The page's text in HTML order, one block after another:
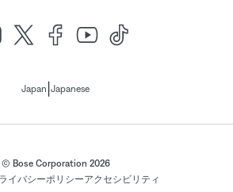
Japan Japanese
© Bose Corporation 2026
イバシーポリシーアクセシビリティ